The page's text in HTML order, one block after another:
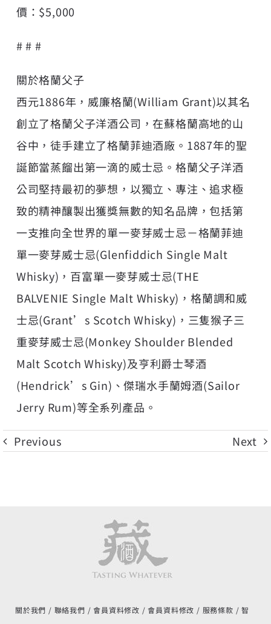
價：$5,000
# # #
關於格蘭父子
西元1886年，威廉格蘭(William Grant)以其名
創立了格蘭父子洋酒公司，在蘇格蘭高地的山
谷中，徒手建立了格蘭菲迪酒廠。1887年的聖
誕節當蒸餾出第一滴的威士忌。格蘭父子洋酒
公司堅持最初的夢想，以獨立、專注、追求極
致的精神釀製出獲獎無數的知名品牌，包括第
一支推向全世界的單一麥芽威士忌－格蘭菲迪
單一麥芽威士忌(Glenfiddich Single Malt
Whisky)，百富單一麥芽威士忌(THE
BALVENIE Single Malt Whisky)，格蘭調和威
士忌(Grant’s Scotch Whisky)，三隻猴子三
重麥芽威士忌(Monkey Shoulder Blended
Malt Scotch Whisky)及亨利爵士琴酒
(Hendrick’s Gin)、傑瑞水手蘭姆酒(Sailor
Jerry Rum)等全系列產品。
Previous Next
關於我們 聯絡我們 會員資料修改 會員資料修改 服務條款 智